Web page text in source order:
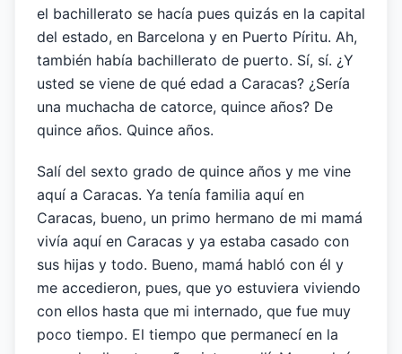
el bachillerato se hacía pues quizás en la capital
del estado, en Barcelona y en Puerto Píritu. Ah,
también había bachillerato de puerto. Sí, sí. ¿Y
usted se viene de qué edad a Caracas? ¿Sería
una muchacha de catorce, quince años? De
quince años. Quince años.
Salí del sexto grado de quince años y me vine
aquí a Caracas. Ya tenía familia aquí en
Caracas, bueno, un primo hermano de mi mamá
vivía aquí en Caracas y ya estaba casado con
sus hijas y todo. Bueno, mamá habló con él y
me accedieron, pues, que yo estuviera viviendo
con ellos hasta que mi internado, que fue muy
poco tiempo. El tiempo que permanecí en la